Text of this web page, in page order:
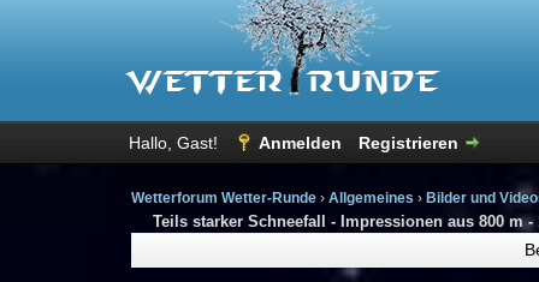
Hallo, Gast! Anmelden Registrieren
Wetterforum Wetter-Runde ›Allgemeines › Bilder und
Teils starker Schneefall - Impressionen aus 800 m